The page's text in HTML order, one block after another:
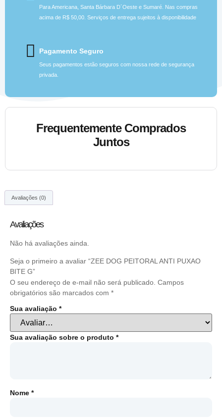
Para Americana, Santa Bárbara D´Oeste e Sumaré. Nas compras
acima de R$ 50,00. Serviços de entrega sujeitos à disponibilidade
Pagamento Seguro
Seus pagamentos estão seguros com nossa rede de segurança
privada.
Frequentemente Comprados
Juntos
Avaliações (0)
Avaliações
Não há avaliações ainda.
Seja o primeiro a avaliar “ZEE DOG PEITORAL ANTI PUXAO
BITE G”
O seu endereço de e-mail não será publicado. Campos
obrigatórios são marcados com *
Sua avaliação *
Sua avaliação sobre o produto *
Nome *